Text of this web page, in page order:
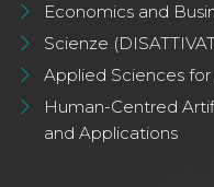
Economics and
Scienze
Applied Sciences
Human-Centred
and Applications